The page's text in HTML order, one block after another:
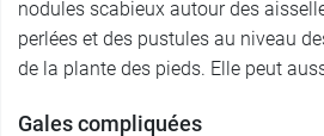
nodules scabieux autour des
perlées et des pustules au niveau
de la plante des pieds. Elle peut
Gales compliquées